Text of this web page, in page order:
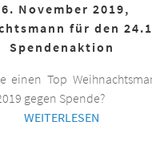
November 2019,
für den
Spendenaktion
einen Top
gegen Spende?
WEITERLESEN